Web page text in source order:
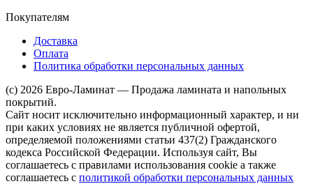
Покупателям
Доставка
Оплата
Политика обработки персональных данных
(c) 2026 Евро-Ламинат — Продажа ламината и напольных
покрытий.
Сайт носит исключительно информационный характер, и ни
при каких условиях не является публичной офертой,
определяемой положениями статьи 437(2) Гражданского
кодекса Российской Федерации. Используя сайт, Вы
соглашаетесь с правилами использования cookie а также
соглашаетесь с политикой обработки персональных данных